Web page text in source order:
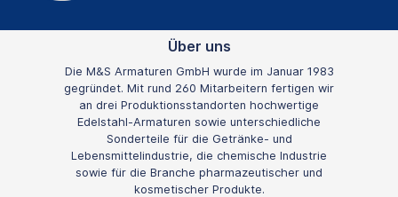
Über uns
Die M&S Armaturen GmbH wurde im Januar 1983
gegründet. Mit rund 260 Mitarbeitern fertigen wir
an drei Produktionsstandorten hochwertige
Edelstahl-Armaturen sowie unterschiedliche
Sonderteile für die Getränke- und
Lebensmittelindustrie, die chemische Industrie
sowie für die Branche pharmazeutischer und
kosmetischer Produkte.